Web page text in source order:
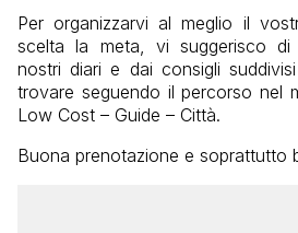
Per organizzarvi al meglio il
scelta la meta, vi suggerisco di
nostri diari e dai consigli
trovare seguendo il percorso nel
Low Cost – Guide – Città.
Buona prenotazione e soprattutto